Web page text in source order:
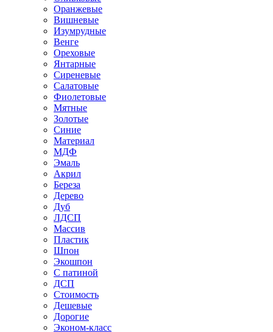
Оранжевые
Вишневые
Изумрудные
Венге
Ореховые
Янтарные
Сиреневые
Салатовые
Фиолетовые
Мятные
Золотые
Синие
Материал
МДФ
Эмаль
Акрил
Береза
Дерево
Дуб
ЛДСП
Массив
Пластик
Шпон
Экошпон
С патиной
ДСП
Стоимость
Дешевые
Дорогие
Эконом-класс